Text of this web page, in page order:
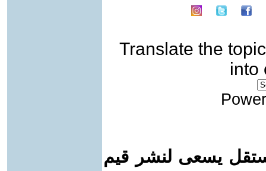
Translate the topic
into
يسعى لنشر قيم